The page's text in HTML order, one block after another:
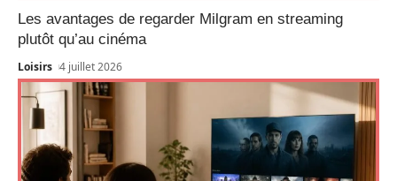
Les avantages de regarder Milgram en streaming
plutôt qu’au cinéma
Loisirs 4 juillet 2026